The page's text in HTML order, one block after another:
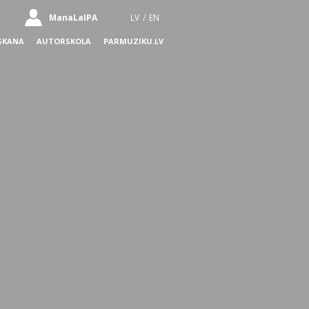
ManaLaIPA LV / EN
AUTORSKOLA PARMUZIKU.LV